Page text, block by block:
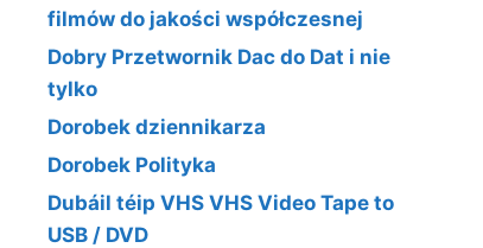
filmów do jakości współczesnej
Dobry Przetwornik Dac do Dat i nie
tylko
Dorobek dziennikarza
Dorobek Polityka
Dubáil téip VHS VHS Video Tape to
USB / DVD